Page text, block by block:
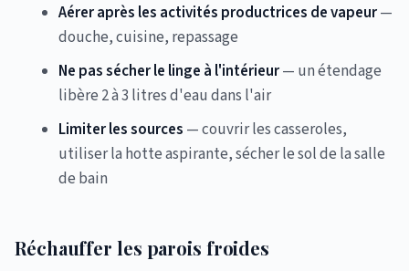
Aérer après les activités productrices de vapeur—
douche, cuisine, repassage
Ne pas sécher le linge à l'intérieur— un étendage
libère 2 à 3 litres d'eau dans l'air
Limiter les sources — couvrir les casseroles,
utiliser la hotte aspirante, sécher le sol de la salle
de bain
Réchauffer les parois froides